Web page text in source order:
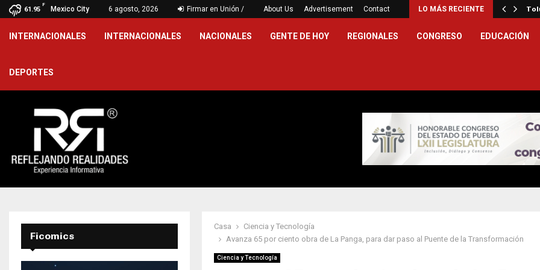
61.95
F
Mexico City 6 agosto, 2026 Firmar en Unión / About Us Advertisement Contact LO MÁS RECIENTE
salud y bienestar… Gobierno estatal garantiza atención médica especializada a…
INTERNACIONALES INTERNACIONALES NACIONALES GENTE DE HOY REGIONALES CONGRESO EDUCACIÓN
DEPORTES
Casa
Ciencia y Tecnología
Avanza 65 por ciento obra de La Panga, para dar paso al Puente de la Transformación
Ciencia y Tecnología
Ficomics